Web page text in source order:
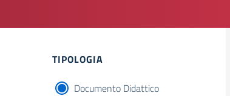
Filtri
TIPOLOGIA
Documento Didattico